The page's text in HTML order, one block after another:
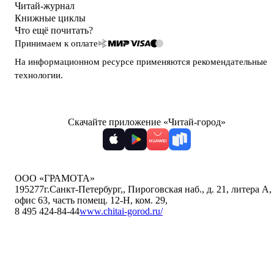
Читай-журнал
Книжные циклы
Что ещё почитать?
Принимаем к оплате
На информационном ресурсе применяются рекомендательные
технологии.
Скачайте приложение «Читай-город»
ООО «ГРАМОТА»
195277г.Санкт-Петербург,, Пироговская наб., д. 21, литера А,
офис 63, часть помещ. 12-Н, ком. 29,
8 495 424-84-44www.chitai-gorod.ru/